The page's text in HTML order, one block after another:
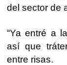
del sector de
“Ya entré a
así que
entre risas.